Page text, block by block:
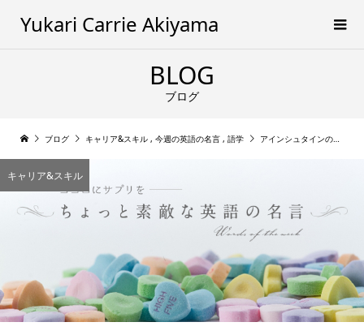
Yukari Carrie Akiyama
BLOG
ブログ
ブログ キャリア&スキル , 今週の英語の名言 , 語学 アインシュタインの言葉
キャリア&スキル